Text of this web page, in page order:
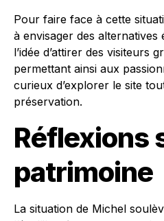
Pour faire face à cette
à envisager des alternatives
l’idée d’attirer des visiteurs
permettant ainsi aux
curieux d’explorer le site
préservation.
Réflexions
patrimoine
La situation de Michel